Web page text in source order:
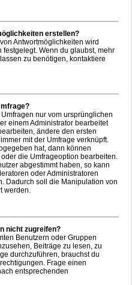
erstellen?
Antwortmöglichkeiten wird
Wenn du glaubst, mehr
zu benötigen, kontaktiere
nur vom ursprünglichen
einem Administrator bearbeitet
ändere den ersten
mit der Umfrage verknüpft.
hat, dann können
die Umfrageoption bearbeiten.
abgestimmt haben, so kann
oder Administratoren
Dadurch soll die Manipulation von
werden.
nicht zugreifen?
Benutzern oder Gruppen
Beiträge zu lesen, zu
durchzuführen, brauchst du
Frage einen
entsprechenden